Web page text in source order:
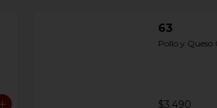
63
Pollo y Queso
$3.490